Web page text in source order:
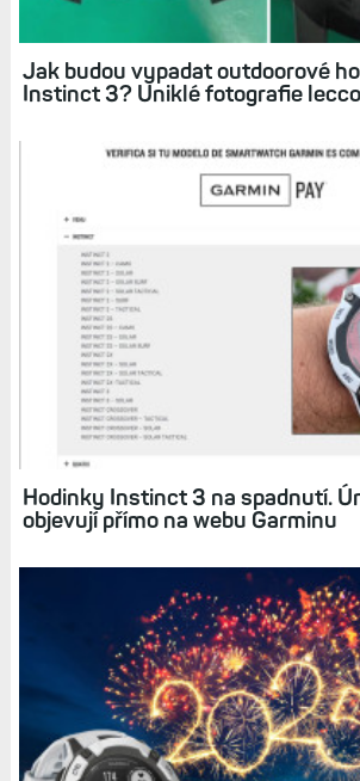
Instinct 3: Čím náš potěší třetí
odolných hodinek? Na seznamu
není málo
Jak budou vypadat outdoorové
Instinct 3? Uniklé fotografie